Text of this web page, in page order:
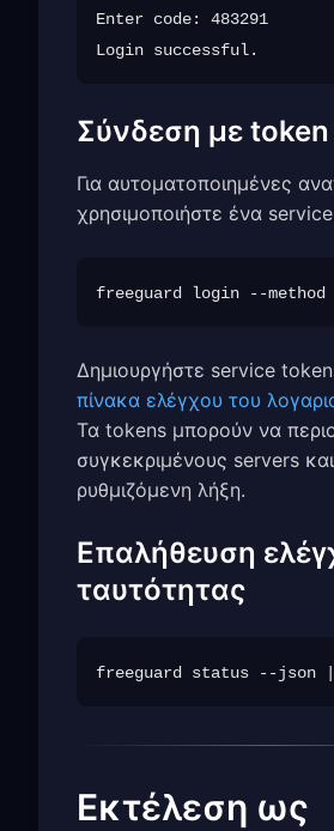
Enter code: 483291
Σύνδεση με token
Για αυτοματοποιημένες
χρησιμοποιήστε ένα
Δημιουργήστε service
πίνακα ελέγχου του
Τα tokens μπορούν να
συγκεκριμένους servers
ρυθμιζόμενη λήξη.
Επαλήθευση
ταυτότητας
Εκτέλεση ως